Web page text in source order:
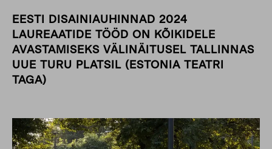
EESTI DISAINIAUHINNAD 2024
LAUREAATIDE TÖÖD ON KÕIKIDELE
AVASTAMISEKS VÄLINÄITUSEL TALLINNAS
UUE TURU PLATSIL (ESTONIA TEATRI
TAGA)